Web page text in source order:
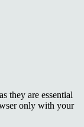
they are essential
only with your